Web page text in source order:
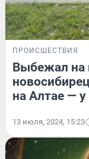
ПРОИСШЕСТВИЯ
Выбежал на
на Алтае —
13 июля, 2024, 15:23